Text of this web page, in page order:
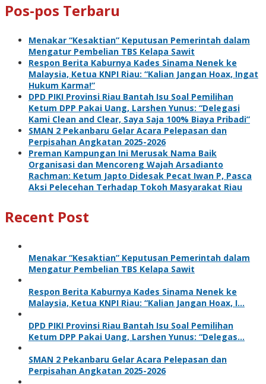
Pos-pos Terbaru
Menakar “Kesaktian” Keputusan Pemerintah dalam
Mengatur Pembelian TBS Kelapa Sawit
Respon Berita Kaburnya Kades Sinama Nenek ke
Malaysia, Ketua KNPI Riau: “Kalian Jangan Hoax, Ingat
Hukum Karma!”
DPD PIKI Provinsi Riau Bantah Isu Soal Pemilihan
Ketum DPP Pakai Uang, Larshen Yunus: “Delegasi
Kami Clean and Clear, Saya Saja 100% Biaya Pribadi”
SMAN 2 Pekanbaru Gelar Acara Pelepasan dan
Perpisahan Angkatan 2025-2026
Preman Kampungan Ini Merusak Nama Baik
Organisasi dan Mencoreng Wajah Arsadianto
Rachman: Ketum Japto Didesak Pecat Iwan P, Pasca
Aksi Pelecehan Terhadap Tokoh Masyarakat Riau
Recent Post
Menakar “Kesaktian” Keputusan Pemerintah dalam
Mengatur Pembelian TBS Kelapa Sawit
Respon Berita Kaburnya Kades Sinama Nenek ke
Malaysia, Ketua KNPI Riau: “Kalian Jangan Hoax, I…
DPD PIKI Provinsi Riau Bantah Isu Soal Pemilihan
Ketum DPP Pakai Uang, Larshen Yunus: “Delegas…
SMAN 2 Pekanbaru Gelar Acara Pelepasan dan
Perpisahan Angkatan 2025-2026